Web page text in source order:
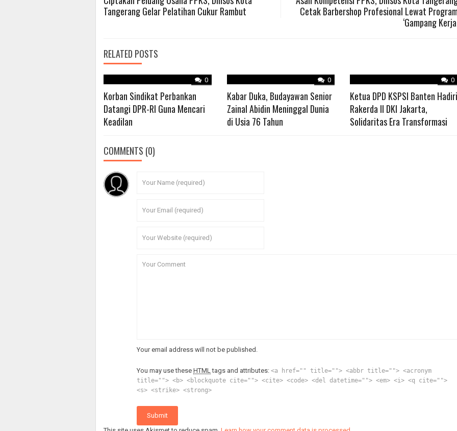
navigation
Tangerang Gelar Pelatihan Cukur Rambut
Cetak Barbershop Profesional Lewat
‘Gampang
RELATED POSTS
0
Korban Sindikat Perbankan
Datangi DPR-RI Guna Mencari
Keadilan
0
Kabar Duka, Budayawan Senior
Zainal Abidin Meninggal Dunia
di Usia 76 Tahun
0
Ketua DPD KSPSI Banten
Rakerda II DKI Jakarta,
Solidaritas Era Transformasi
COMMENTS (0)
Your email address will not be published.
You may use these HTML tags and attributes: <a href="" title=""> <abbr title=""> <acronym
title=""> <b> <blockquote cite=""> <cite> <code> <del datetime=""> <em> <i> <q cite="">
<s> <strike> <strong>
Submit